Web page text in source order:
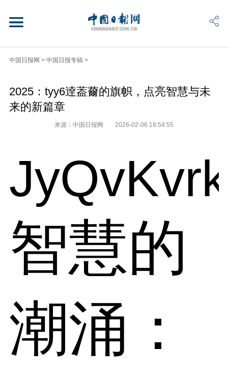
中国日报网 > 中国日报专稿 >
2025：tyy6逹葢薾的旗帜，点亮智慧与未
来的新篇章
来源：中国日报网 2026-02-06 18:54:55
智慧的
潮涌：